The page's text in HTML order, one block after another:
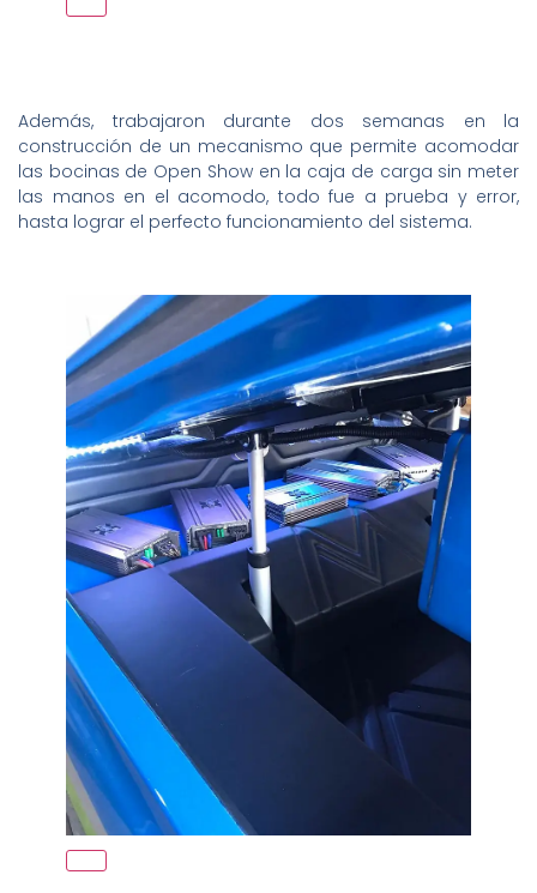
Además, trabajaron durante dos semanas en la
construcción de un mecanismo que permite acomodar
las bocinas de Open Show en la caja de carga sin meter
las manos en el acomodo, todo fue a prueba y error,
hasta lograr el perfecto funcionamiento del sistema.